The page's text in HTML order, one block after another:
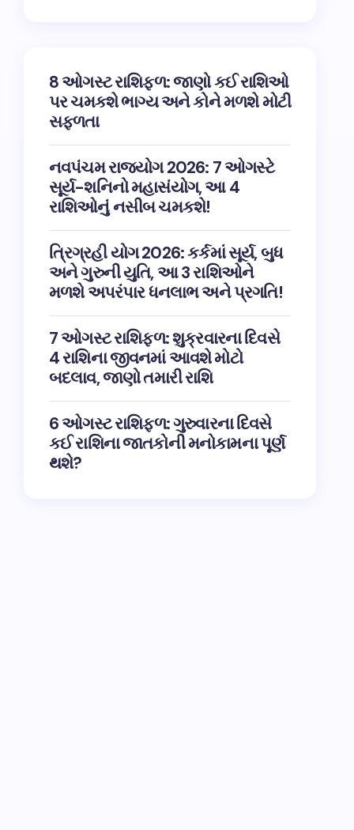
8 ઓગસ્ટ રાશિફળ: જાણો કઈ રાશિઓ
પર ચમકશે ભાગ્ય અને કોને મળશે મોટી
સફળતા
નવપંચમ રાજયોગ 2026: 7 ઓગસ્ટે
સૂર્ય-શનિનો મહાસંયોગ, આ 4
રાશિઓનું નસીબ ચમકશે!
ત્રિગ્રહી યોગ 2026: કર્કમાં સૂર્ય, બુધ
અને ગુરુની યુતિ, આ 3 રાશિઓને
મળશે અપરંપાર ધનલાભ અને પ્રગતિ!
7 ઓગસ્ટ રાશિફળ: શુક્રવારના દિવસે
4 રાશિના જીવનમાં આવશે મોટો
બદલાવ, જાણો તમારી રાશિ
6 ઓગસ્ટ રાશિફળ: ગુરુવારના દિવસે
કઈ રાશિના જાતકોની મનોકામના પૂર્ણ
થશે?